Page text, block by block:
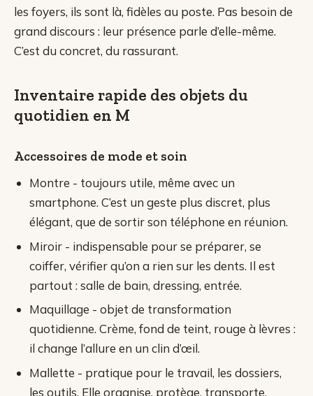
les foyers, ils sont là, fidèles au poste. Pas besoin de
grand discours : leur présence parle d’elle-même.
C’est du concret, du rassurant.
Inventaire rapide des objets du
quotidien en M
Accessoires de mode et soin
Montre - toujours utile, même avec un
smartphone. C’est un geste plus discret, plus
élégant, que de sortir son téléphone en réunion.
Miroir - indispensable pour se préparer, se
coiffer, vérifier qu’on a rien sur les dents. Il est
partout : salle de bain, dressing, entrée.
Maquillage - objet de transformation
quotidienne. Crème, fond de teint, rouge à lèvres :
il change l’allure en un clin d’œil.
Mallette - pratique pour le travail, les dossiers,
les outils. Elle organise, protège, transporte.